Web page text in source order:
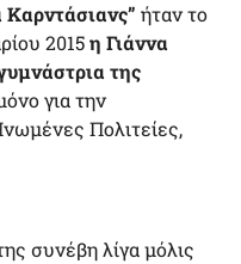
Καρντάσιανς” ήταν το
2015η Γιάννα
της
για την
Πολιτείες,
συνέβη λίγα μόλις